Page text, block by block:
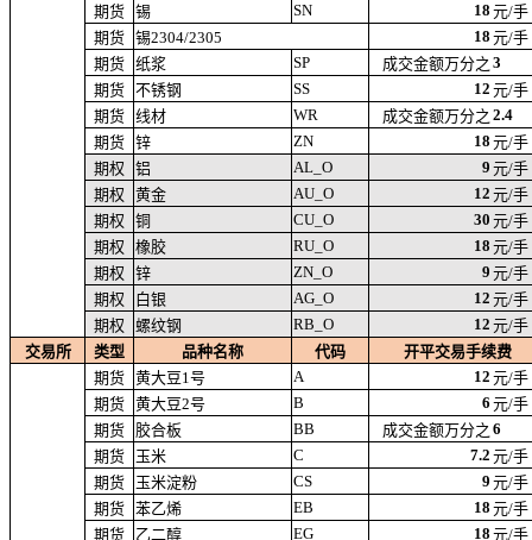
期货 锡 SN 18 元/手
期货 锡2304/2305 18 元/手
期货 纸浆 SP 成交金额万分之 3
期货 不锈钢 SS 12 元/手
期货 线材 WR 成交金额万分之 2.4
期货 锌 ZN 18 元/手
期权
铝 AL_O 9 元/手
期权
黄金 AU_O 12 元/手
期权
铜 CU_O 30 元/手
期权
橡胶 RU_O 18 元/手
期权
锌 ZN_O 9 元/手
期权
白银 AG_O 12 元/手
期权
螺纹钢 RB_O 12 元/手
交易所
类型 品种名称 代码
开平交易手续费
期货 黄大豆1号 A 12 元/手
期货 黄大豆2号 B 6 元/手
期货
胶合板 BB 成交金额万分之 6
期货
玉米 C 7.2 元/手
期货
玉米淀粉 CS 9 元/手
期货 苯乙烯 EB 18 元/手
期货
乙二醇 EG 18 元/手